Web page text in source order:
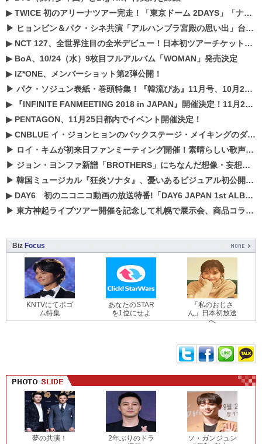
▶TWICE 初のアリーナツアー完走！「東京ドーム 2DAYS」「ナゴヤドーム1DAY」「京セラドーム1DAY」2019年ドームツアー開催決定！！
▶ ヒョンビン＆パク・シネ共演「アルハンブラ宮殿の思い出」台本読み現場を公開
▶ NCT 127、全世界注目の全米デビュー！日本初ツアーチケットが早くもプレミア化！？
▶ BoA、10/24（水）9枚目フルアルバム「WOMAN」発売決定
▶ IZ*ONE、メンバーショット第2弾公開！
▶ パク・ソジュン表紙・巻頭特集！『韓流ぴあ』11月号、10月22日（月）発売！
▶
『INFINITE FANMEETING 2018 in JAPAN』開催決定！11月21、22日にパシフィコ横浜にて実施
▶ PENTAGON、11月25日都内でイベント開催決定！
▶CNBLUE イ・ジョンヒョンのバックステージ・メイキングのダイジェスト映像が公開！
▶ ロイ・キムが初来日ファンミーティング開催！素晴らしい歌声に癒される贅沢な時間
▶ ジョン・ヨンファ新譜「BROTHERS」にちなんだ想像・妄想企画がスタート！
▶ 韓国ミュージカル『狂炎ソナタ』、憂いある​ビジュアル初公開!! 主役リョウク、SHIN、KENらのコメントが到着！
▶ DAY6 初のニコニコ動画の放送特番!「DAY6 JAPAN 1st ALBUM「UNLOCK」発売記念 ライブ@ニコ生」を配信決定!
▶ 東方神起ライブツアー開催を記念して札幌で展示会、商品コラボが実現！！
Biz Focus
KNTVにてボゴ
ム特集
あなたのSTAR
を1位にせよ
「私のおじさ
ん」日本初放送
へ
夢の共演！
2年ぶりのドラ
ソ・ガンジュン